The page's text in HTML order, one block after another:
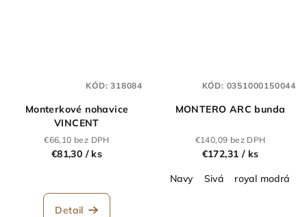
Monterkové nohavice
VINCENT
€66,10 bez DPH
€81,30 / ks
Detail
KÓD:318084
MONTERO ARC bunda
€140,09 bez DPH
€172,31 / ks
Navy
Sivá royal modrá
KÓD: 0351000150044